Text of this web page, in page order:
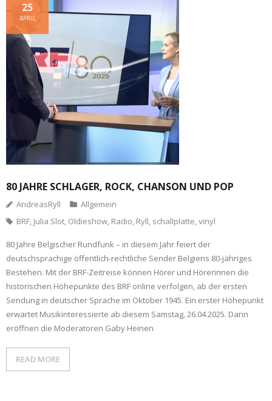
80 JAHRE SCHLAGER, ROCK, CHANSON UND POP
25
APRIL
AndreasRyll
Allgemein
BRF, Julia Slot, Oldieshow, Radio, Ryll, schallplatte,vinyl
80 Jahre Belgischer Rundfunk – in diesem Jahr feiert der
deutschsprachige öffentlich-rechtliche Sender Belgiens 80-jähriges
Bestehen. Mit der BRF-Zeitreise können Hörer und Hörerinnen die
historischen Höhepunkte des BRF online verfolgen, ab der ersten
Sendung in deutscher Sprache im Oktober 1945. Ein erster Höhepunkt
erwartet Musikinteressierte ab diesem Samstag, 26.04.2025. Dann
eröffnen die Moderatoren Gaby Heinen
READ MORE